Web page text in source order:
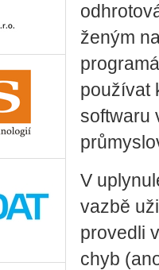
že­ným
po­u­ží­vat
soft­wa­ru
V
vaz­bě
pro­ved­li
chyb